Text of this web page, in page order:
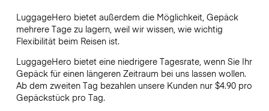
LuggageHero bietet außerdem die Möglichkeit, Gepäck
mehrere Tage zu lagern, weil wir wissen, wie wichtig
Flexibilität beim Reisen ist.
LuggageHero bietet eine niedrigere Tagesrate, wenn Sie Ihr
Gepäck für einen längeren Zeitraum bei uns lassen wollen.
Ab dem zweiten Tag bezahlen unsere Kunden nur $4.90 pro
Gepäckstück pro Tag.